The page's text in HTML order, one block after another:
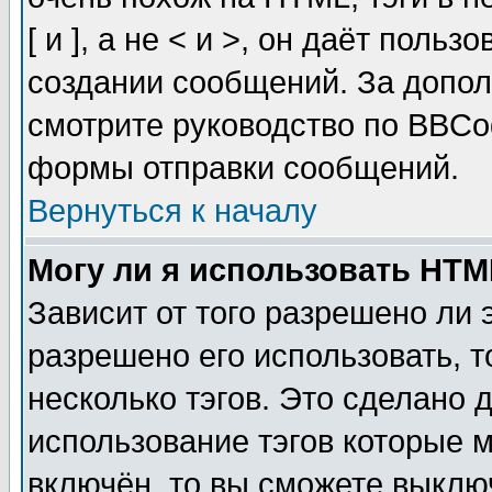
[ и ], а не < и >, он даёт
создании сообщений. За
смотрите руководство по
формы отправки сообщений.
Вернуться к началу
Могу ли я использовать
Зависит от того разрешено
разрешено его использовать,
несколько тэгов. Это сделано
использование тэгов
включён, то вы сможете